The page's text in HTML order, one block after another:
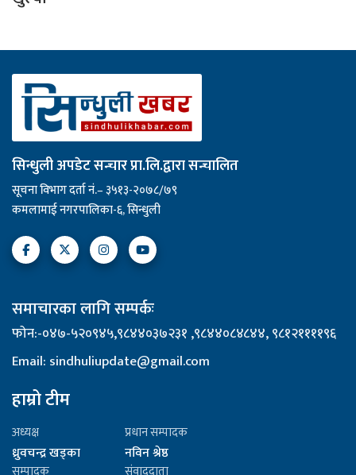
सिन्धुली अपडेट सन्चार प्रा.लि.द्वारा सन्चालित
सूचना विभाग दर्ता नं.– ३५१३-२०७८/७९
कमलामाई नगरपालिका-६, सिन्धुली
समाचारका लागि सम्पर्कः
फोन:-०४७-५२०९४५,९८४४०३७२३१ ,९८४४०८४८४४, ९८१२११११९६
Email: sindhuliupdate@gmail.com
हाम्रो टीम
अध्यक्ष
ध्रुवचन्द्र खड्का
प्रधान सम्पादक
नविन श्रेष्ठ